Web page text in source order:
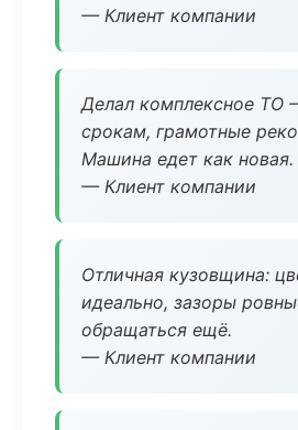
— Клиент компании
Делал комплексное ТО
срокам, грамотные
Машина едет как новая.
— Клиент компании
Отличная кузовщина:
идеально, зазоры
обращаться ещё.
— Клиент компании